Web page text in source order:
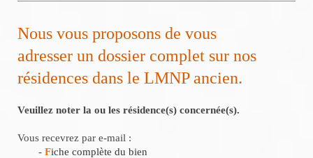
Nous vous proposons de vous
adresser un dossier complet sur nos
résidences dans le LMNP ancien.
Veuillez noter la ou les résidence(s) concernée(s).
Vous recevrez par e-mail :
- Fiche complète du bien